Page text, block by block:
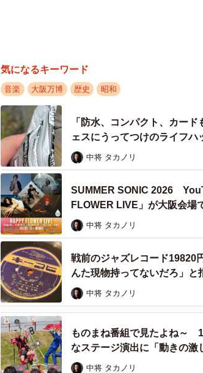
さんは「55年の時を超えてまたみんなで歌い
Instagram（@jalan1124）までメッセージを
気になるキーワード
音楽 大阪万博 歴史 昭和
「防水、コンパクト、カー
ェスにうってつけのライフハ
中将 タカノリ
SUMMER SONIC 2026
FLOWER LIVE」が大阪会
中将 タカノリ
戦前のジャズレコード
んた現物持ってないだろ」
中将 タカノリ
ものまね番組で見たよね～
なステージ演出に「動きの激
中将 タカノリ